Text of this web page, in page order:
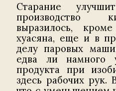
Старание
производство
выразилось,
хуасяна, еще и в
делу паровых
едва ли намного
продукта при
здесь рабочих рук.